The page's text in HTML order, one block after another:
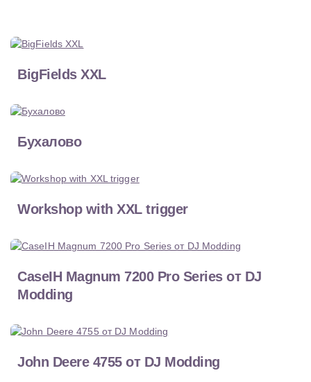
BigFields XXL
Бухалово
Workshop with XXL trigger
CaseIH Magnum 7200 Pro Series от DJ
Modding
John Deere 4755 от DJ Modding